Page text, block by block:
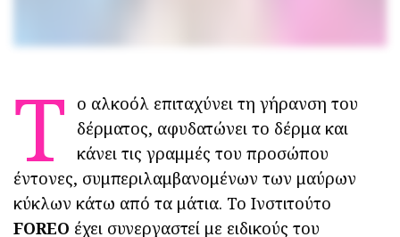
Τ
ο αλκοόλ επιταχύνει τη γήρανση του
δέρματος, αφυδατώνει το δέρμα και
κάνει τις γραμμές του προσώπου
έντονες, συμπεριλαμβανομένων των μαύρων
κύκλων κάτω από τα μάτια. Το Ινστιτούτο
FOREO έχει συνεργαστεί με ειδικούς του